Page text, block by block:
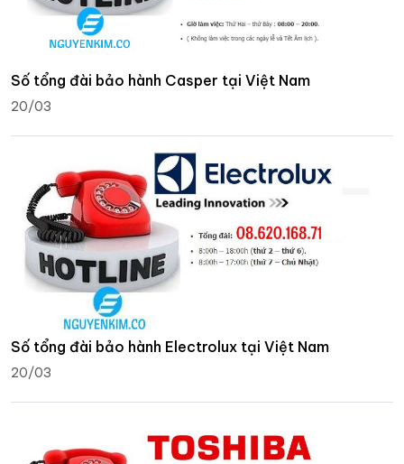
Số tổng đài bảo hành Casper tại Việt Nam
20/03
Số tổng đài bảo hành Electrolux tại Việt Nam
20/03